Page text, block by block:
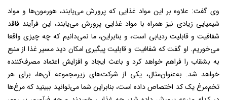
وی گفت: علاوه بر این مواد غذایی که پرورش می‌یابند، هورمون‌ها و مواد
شیمیایی زیادی نیز همراه با مواد غذایی پرورش می‌یابند، این فرآیند فاقد
شفافیت و قابلیت ردیابی است، و بنابراین، ما نمی‌دانیم که چه چیزی واقعا
می‌خوریم. او گفت که شفافیت و قابلیت پیگیری امکان دید مسیر غذا از منبع
به بشقاب را فراهم خواهد کرد و باعث ایجاد و افزایش اعتماد مصرف‌کننده
خواهد شد. به‌عنوان‌مثال، یکی از شرکت‌های زیرمجموعه آن‌ها، برای هر
تخم‌مرغ یک کد اختصاص داده است، بنابراین شما می‌توانید ببینید که مرغ‌ها